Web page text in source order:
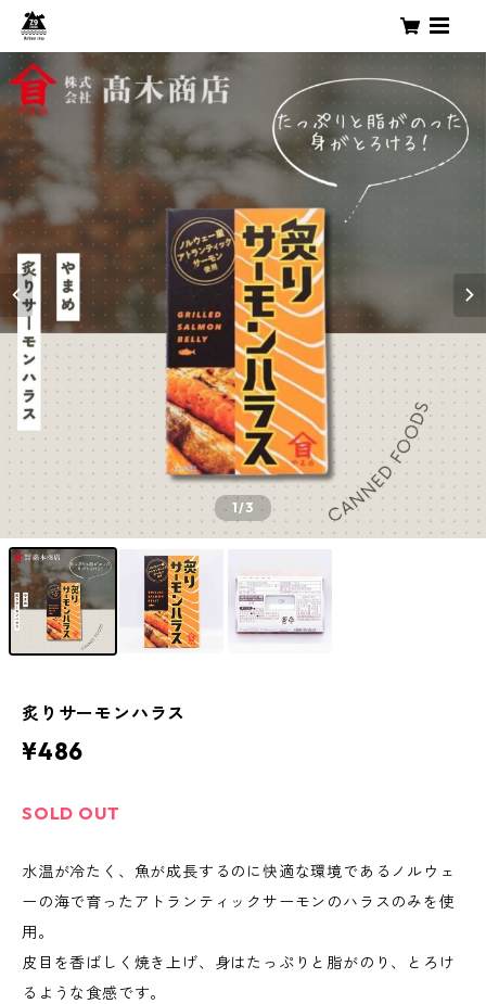
1/3
炙りサーモンハラス
¥486
SOLD OUT
水温が冷たく、魚が成長するのに快適な環境であるノルウェ
ーの海で育ったアトランティックサーモンのハラスのみを使
用。
皮目を香ばしく焼き上げ、身はたっぷりと脂がのり、とろけ
るような食感です。